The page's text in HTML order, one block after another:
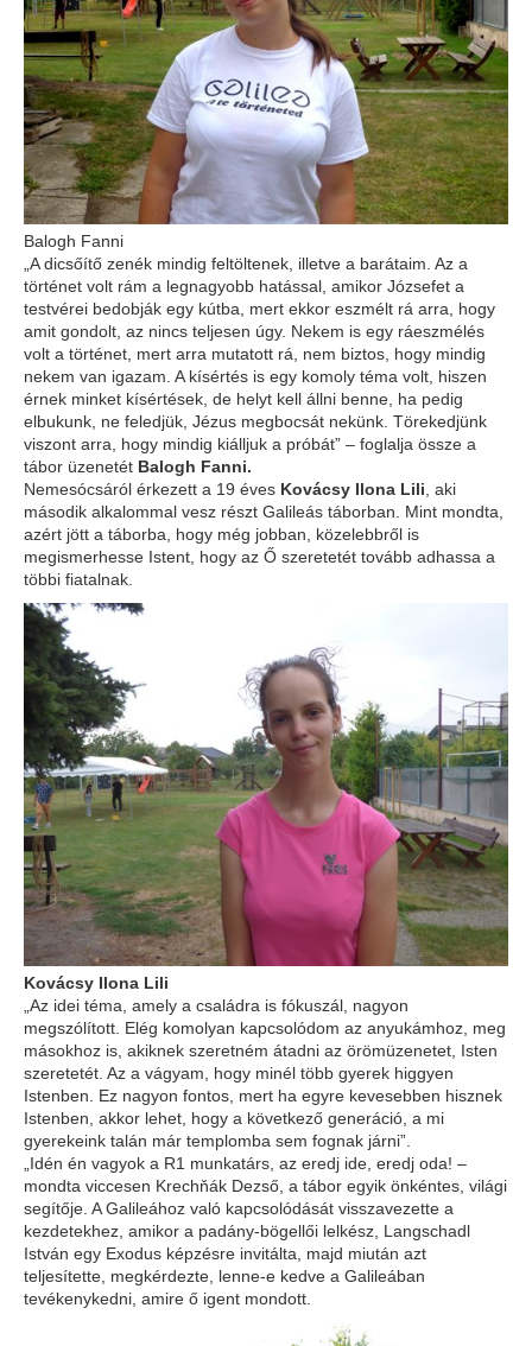
Balogh Fanni
„A dicsőítő zenék mindig feltöltenek, illetve a barátaim. Az a
történet volt rám a legnagyobb hatással, amikor Józsefet a
testvérei bedobják egy kútba, mert ekkor eszmélt rá arra, hogy
amit gondolt, az nincs teljesen úgy. Nekem is egy ráeszmélés
volt a történet, mert arra mutatott rá, nem biztos, hogy mindig
nekem van igazam. A kísértés is egy komoly téma volt, hiszen
érnek minket kísértések, de helyt kell állni benne, ha pedig
elbukunk, ne feledjük, Jézus megbocsát nekünk. Törekedjünk
viszont arra, hogy mindig kiálljuk a próbát” – foglalja össze a
tábor üzenetét Balogh Fanni.
Nemesócsáról érkezett a 19 éves Kovácsy Ilona Lili , aki
második alkalommal vesz részt Galileás táborban. Mint mondta,
azért jött a táborba, hogy még jobban, közelebbről is
megismerhesse Istent, hogy az Ő szeretetét tovább adhassa a
többi fiatalnak.
Kovácsy Ilona Lili
„Az idei téma, amely a családra is fókuszál, nagyon
megszólított. Elég komolyan kapcsolódom az anyukámhoz, meg
másokhoz is, akiknek szeretném átadni az örömüzenetet, Isten
szeretetét. Az a vágyam, hogy minél több gyerek higgyen
Istenben. Ez nagyon fontos, mert ha egyre kevesebben hisznek
Istenben, akkor lehet, hogy a következő generáció, a mi
gyerekeink talán már templomba sem fognak járni”.
„Idén én vagyok a R1 munkatárs, az eredj ide, eredj oda! –
mondta viccesen Krechňák Dezső , a tábor egyik önkéntes, világi
segítője. A Galileához való kapcsolódását visszavezette a
kezdetekhez, amikor a padány-bögellői lelkész, Langschadl
István egy Exodus képzésre invitálta, majd miután azt
teljesítette, megkérdezte, lenne-e kedve a Galileában
tevékenykedni, amire ő igent mondott.